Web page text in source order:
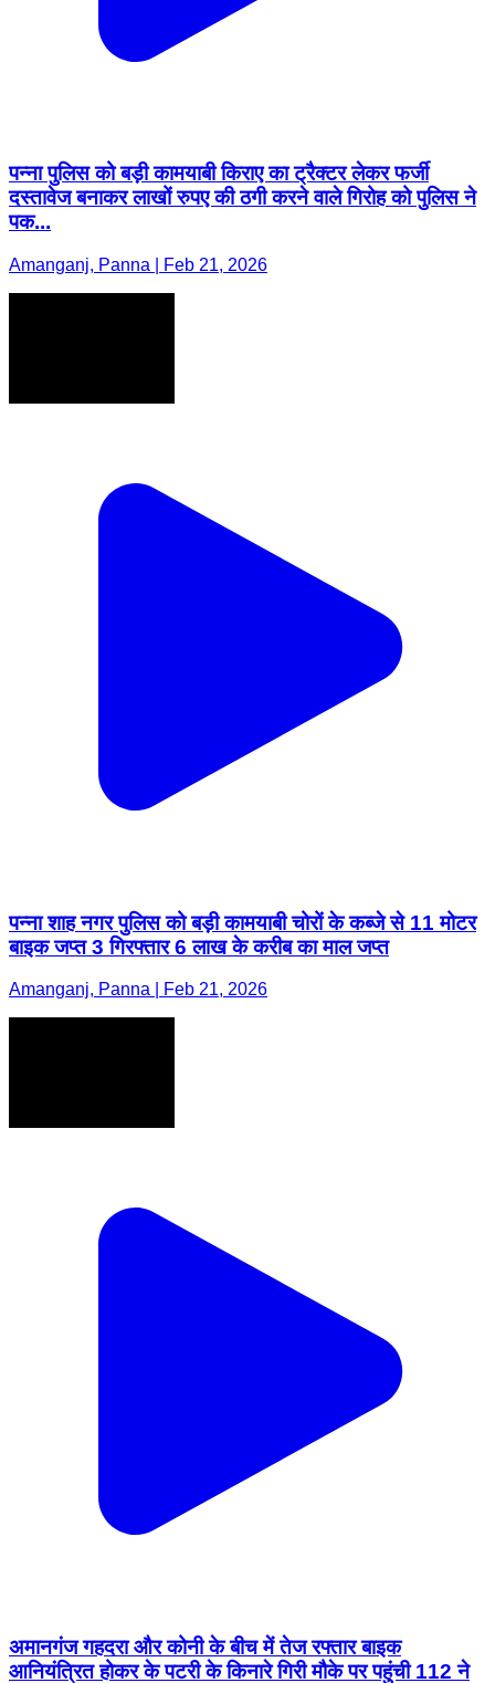
पन्ना पुलिस को बड़ी कामयाबी किराए का ट्रैक्टर लेकर फर्जी
दस्तावेज बनाकर लाखों रुपए की ठगी करने वाले गिरोह को पुलिस ने
पक...
Amanganj, Panna | Feb 21, 2026
पन्ना शाह नगर पुलिस को बड़ी कामयाबी चोरों के कब्जे से 11 मोटर
बाइक जप्त 3 गिरफ्तार 6 लाख के करीब का माल जप्त
Amanganj, Panna | Feb 21, 2026
अमानगंज गहदरा और कोनी के बीच में तेज रफ्तार बाइक
आनियंत्रित होकर के पटरी के किनारे गिरी मौके पर पहुंची 112 ने